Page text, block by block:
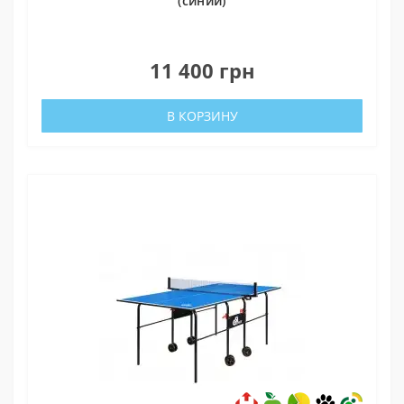
11 400 грн
В КОРЗИНУ